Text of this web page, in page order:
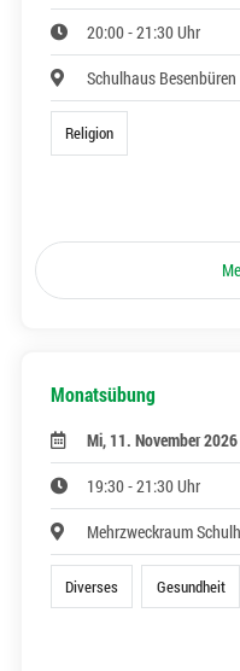
20:00 - 21:30 Uhr
Schulhaus Besenbüren
Religion
Monatsübung
Mi, 11. November 2026
19:30 - 21:30 Uhr
Mehrzweckraum
Diverses Gesundheit